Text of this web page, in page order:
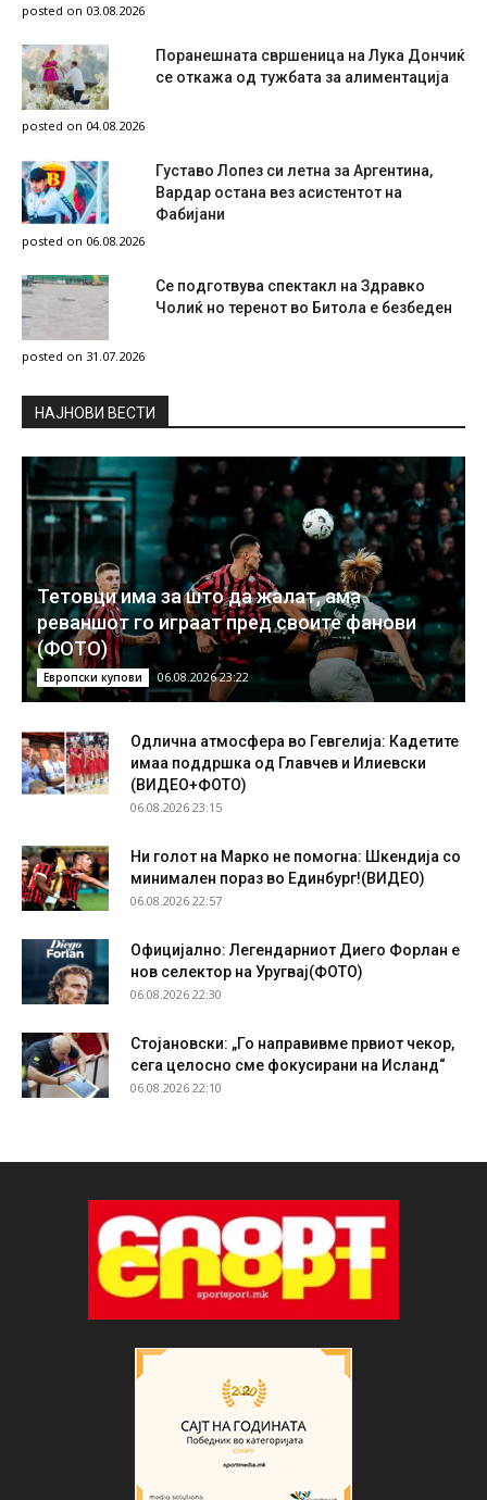
posted on 03.08.2026
Поранешната свршеница на Лука Дончиќ
се откажа од тужбата за алиментација
posted on 04.08.2026
Густаво Лопез си летна за Аргентина,
Вардар остана вез асистентот на
Фабијани
posted on 06.08.2026
Се подготвува спектакл на Здравко
Чолиќ но теренот во Битола е безбеден
posted on 31.07.2026
НAЈНОВИ ВЕСТИ
Тетовци има за што да жалат, ама
реваншот го играат пред своите фанови
(ФОТО)
Европски купови 06.08.2026 23:22
Одлична атмосфера во Гевгелија: Кадетите
имаа поддршка од Главчев и Илиевски
(ВИДЕО+ФОТО)
06.08.2026 23:15
Ни голот на Марко не помогна: Шкендија со
минимален пораз во Единбург!(ВИДЕО)
06.08.2026 22:57
Официјално: Легендарниот Диего Форлан е
нов селектор на Уругвај(ФОТО)
06.08.2026 22:30
Стојановски: „Го направивме првиот чекор,
сега целосно сме фокусирани на Исланд“
06.08.2026 22:10